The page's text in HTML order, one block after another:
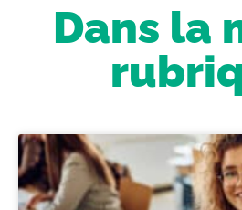
Dans la